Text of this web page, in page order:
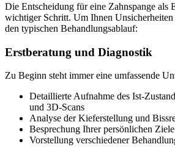
Die Entscheidung für eine Zahnspange als
wichtiger Schritt. Um Ihnen
den typischen Behandlungsablauf:
Erstberatung und Diagnostik
Zu Beginn steht immer eine umfassende
Detaillierte Aufnahme des Ist-
und 3D-Scans
Analyse der Kieferstellung und
Besprechung Ihrer persönlichen
Vorstellung verschiedener